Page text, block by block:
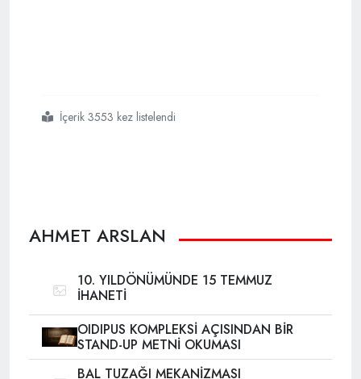
#fetö de
#neler
#oluyorİçerik 3553 kez listelendi
AHMET ARSLAN
10. YILDÖNÜMÜNDE 15 TEMMUZ
İHANETİ
OIDIPUS KOMPLEKSİ AÇISINDAN BİR
STAND-UP METNİ OKUMASI
BAL TUZAĞI MEKANİZMASI